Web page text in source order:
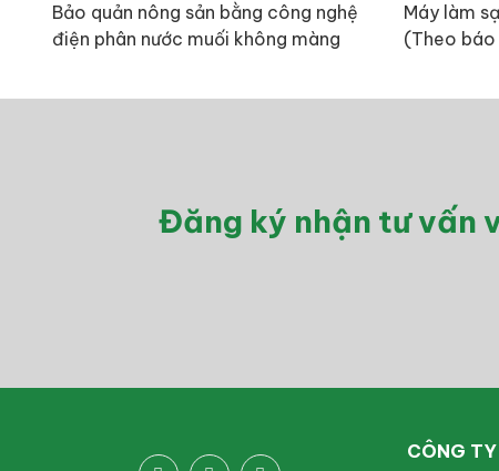
Bảo quản nông sản bằng công nghệ
điện phân nước muối không màng
Máy làm
(Theo báo
Đăng ký nhận tư vấn
CÔNG